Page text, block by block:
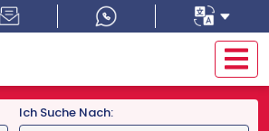
Ich Suche Nach: